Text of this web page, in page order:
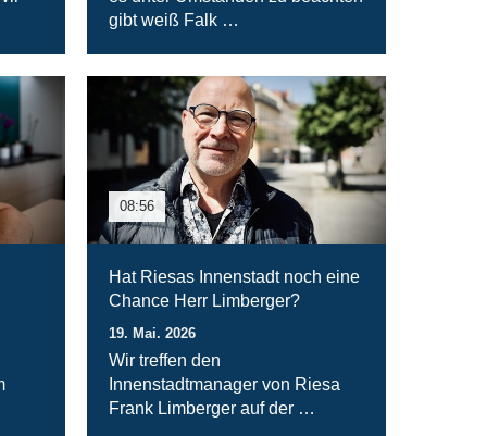
gibt weiß Falk …
08:56
Hat Riesas Innenstadt noch eine
Chance Herr Limberger?
19. Mai. 2026
Wir treffen den
Innenstadtmanager von Riesa
Frank Limberger auf der …